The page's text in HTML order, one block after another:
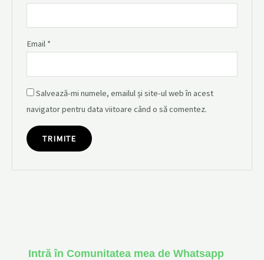
Email *
Salvează-mi numele, emailul și site-ul web în acest
navigator pentru data viitoare când o să comentez.
Intră în Comunitatea mea de Whatsapp